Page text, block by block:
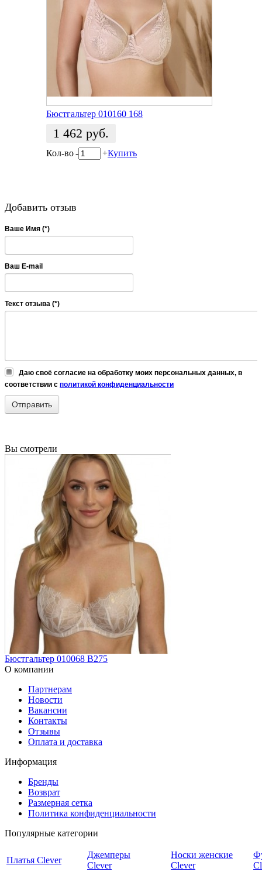
Бюстгальтер 010160 168
1 462 руб.
Кол-во- +Купить
Добавить отзыв
Ваше Имя (*)
Ваш E-mail
Текст отзыва (*)
Даю своё согласие на обработку моих персональных данных, в
соответствии с политикой конфиденциальности
Вы смотрели
Бюстгальтер 010068 В275
О компании
Партнерам
Новости
Вакансии
Контакты
Отзывы
Оплата и доставка
Информация
Бренды
Возврат
Размерная сетка
Политика конфиденциальности
Популярные категории
Платья Clever
Джемперы
Clever
Носки женские
Clever